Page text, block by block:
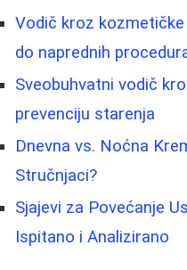
Vodič kroz
do naprednih
Sveobuhvatni vodič
prevenciju starenja
Dnevna vs. Noćna
Stručnjaci?
Sjajevi za Povećanje
Ispitano i Analizirano